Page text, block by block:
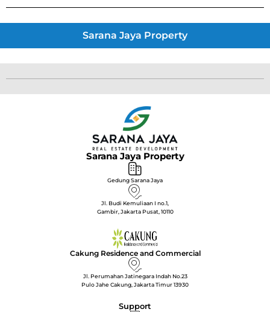
Sarana Jaya Property
Sarana Jaya Property
Gedung Sarana Jaya
Jl. Budi Kemuliaan I no.1,
Gambir, Jakarta Pusat, 10110
Cakung Residence and Commercial
Jl. Perumahan Jatinegara Indah No.23
Pulo Jahe Cakung, Jakarta Timur 13930
Support